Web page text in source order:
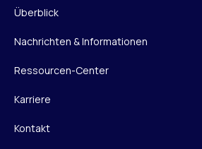
Überblick
Nachrichten & Informationen
Ressourcen-Center
Karriere
Kontakt